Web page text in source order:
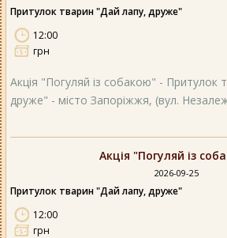
Притулок тварин "Дай лапу, друже"
12:00
грн
Акція "Погуляй із собакою" - Притулок
друже" - місто Запоріжжя, (вул.
Акція "Погуляй із
2026-09-25
Притулок тварин "Дай лапу, друже"
12:00
грн